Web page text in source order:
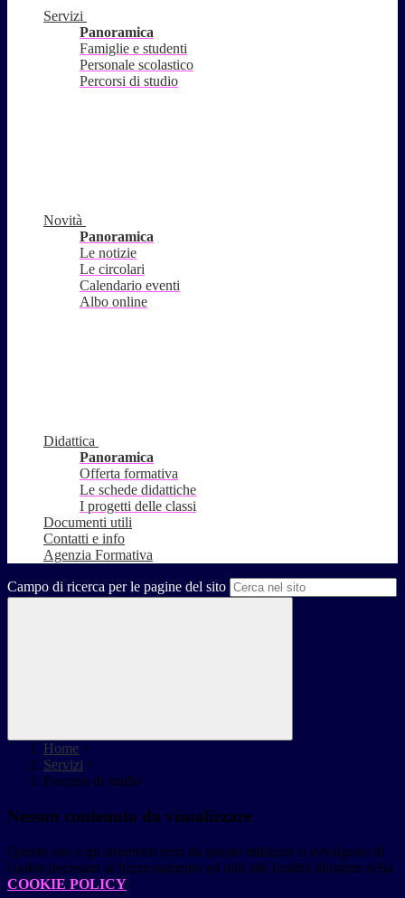
Servizi
Panoramica
Famiglie e studenti
Personale scolastico
Percorsi di studio
Novità
Panoramica
Le notizie
Le circolari
Calendario eventi
Albo online
Didattica
Panoramica
Offerta formativa
Le schede didattiche
I progetti delle classi
Documenti utili
Contatti e info
Agenzia Formativa
Campo di ricerca per le pagine del sito
Home >
Servizi >
Percorsi di studio
Nessun contenuto da visualizzare
Questo sito o gli strumenti terzi da questo utilizzati si avvalgono di
cookie necessari al funzionamento ed utili alle finalità illustrate nella
COOKIE POLICY.